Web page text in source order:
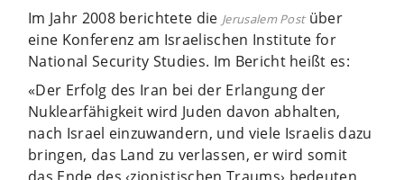
Im Jahr 2008 berichtete die Jerusalem Postüber
eine Konferenz am Israelischen Institute for
National Security Studies. Im Bericht heißt es:
«Der Erfolg des Iran bei der Erlangung der
Nuklearfähigkeit wird Juden davon abhalten,
nach Israel einzuwandern, und viele Israelis dazu
bringen, das Land zu verlassen, er wird somit